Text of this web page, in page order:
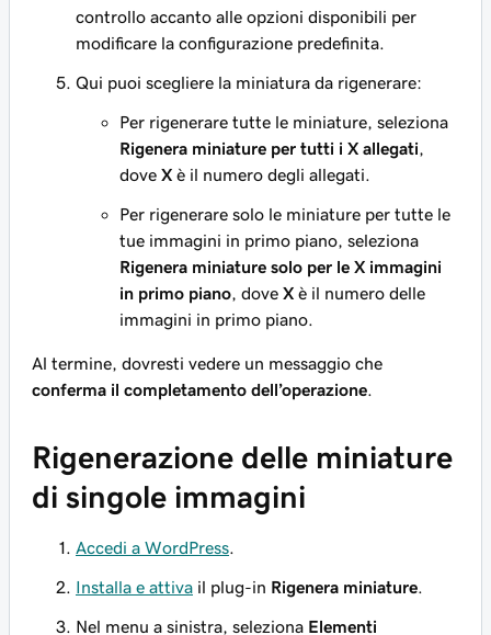
controllo accanto alle opzioni disponibili per
modificare la configurazione predefinita.
Qui puoi scegliere la miniatura da rigenerare:
Per rigenerare tutte le miniature, seleziona
Rigenera miniature per tutti i X allegati
dove X è il numero degli allegati.
Per rigenerare solo le miniature per tutte le
tue immagini in primo piano, seleziona
Rigenera miniature solo per le X immagini
in primo piano , dove X è il numero delle
immagini in primo piano.
Al termine, dovresti vedere un messaggio che
conferma il completamento dell’operazione
Rigenerazione delle miniature
di singole immagini
Accedi a WordPress
Installa e attiva il plug-in Rigenera miniature
Nel menu a sinistra, seleziona Elementi